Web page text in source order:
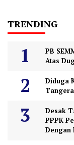
TRENDING
PB
Atas
Diduga
Desak
PPPK
Dengan